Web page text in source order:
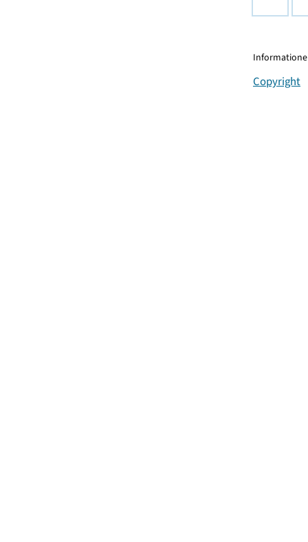
Copyright